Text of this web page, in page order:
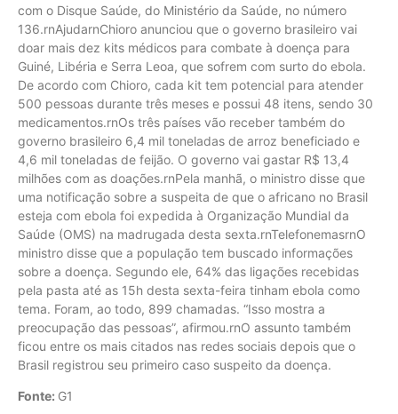
com o Disque Saúde, do Ministério da Saúde, no número
136.rnAjudarnChioro anunciou que o governo brasileiro vai
doar mais dez kits médicos para combate à doença para
Guiné, Libéria e Serra Leoa, que sofrem com surto do ebola.
De acordo com Chioro, cada kit tem potencial para atender
500 pessoas durante três meses e possui 48 itens, sendo 30
medicamentos.rnOs três países vão receber também do
governo brasileiro 6,4 mil toneladas de arroz beneficiado e
4,6 mil toneladas de feijão. O governo vai gastar R$ 13,4
milhões com as doações.rnPela manhã, o ministro disse que
uma notificação sobre a suspeita de que o africano no Brasil
esteja com ebola foi expedida à Organização Mundial da
Saúde (OMS) na madrugada desta sexta.rnTelefonemasrnO
ministro disse que a população tem buscado informações
sobre a doença. Segundo ele, 64% das ligações recebidas
pela pasta até as 15h desta sexta-feira tinham ebola como
tema. Foram, ao todo, 899 chamadas. “Isso mostra a
preocupação das pessoas”, afirmou.rnO assunto também
ficou entre os mais citados nas redes sociais depois que o
Brasil registrou seu primeiro caso suspeito da doença.
Fonte: G1